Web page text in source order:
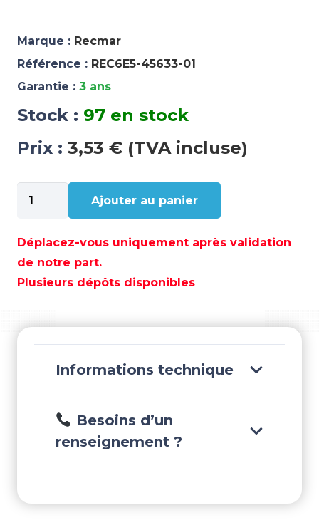
Marque : Recmar
Référence : REC6E5-45633-01
Garantie : 3 ans
Stock : 97 en stock
Prix : 3,53 € (TVA incluse)
de
YAMAHA
-
REC6E5-
Ajouter au panier
Déplacez-vous uniquement après validation
de notre part.
Plusieurs dépôts disponibles
Informations technique
Besoins d’un
renseignement ?